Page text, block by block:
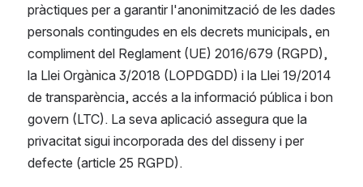
pràctiques per a garantir l'anonimització de les dades
personals contingudes en els decrets municipals, en
compliment del Reglament (UE) 2016/679 (RGPD),
la Llei Orgànica 3/2018 (LOPDGDD) i la Llei 19/2014
de transparència, accés a la informació pública i bon
govern (LTC). La seva aplicació assegura que la
privacitat sigui incorporada des del disseny i per
defecte (article 25 RGPD).